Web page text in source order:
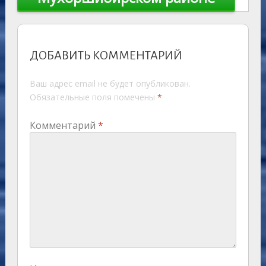
ДОБАВИТЬ КОММЕНТАРИЙ
Ваш адрес email не будет опубликован.
Обязательные поля помечены *
Комментарий *